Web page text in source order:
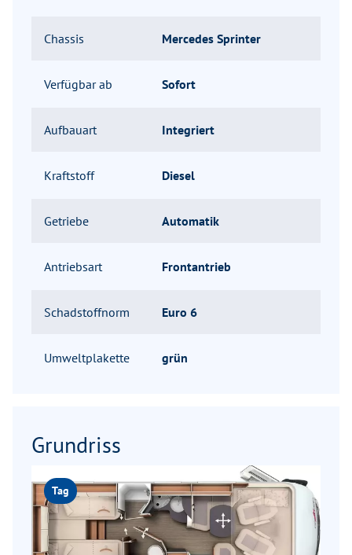
Chassis Mercedes Sprinter
Verfügbar ab Sofort
Aufbauart Integriert
Kraftstoff Diesel
Getriebe Automatik
Antriebsart Frontantrieb
Schadstoffnorm Euro 6
Umweltplakette grün
Grundriss
Tag